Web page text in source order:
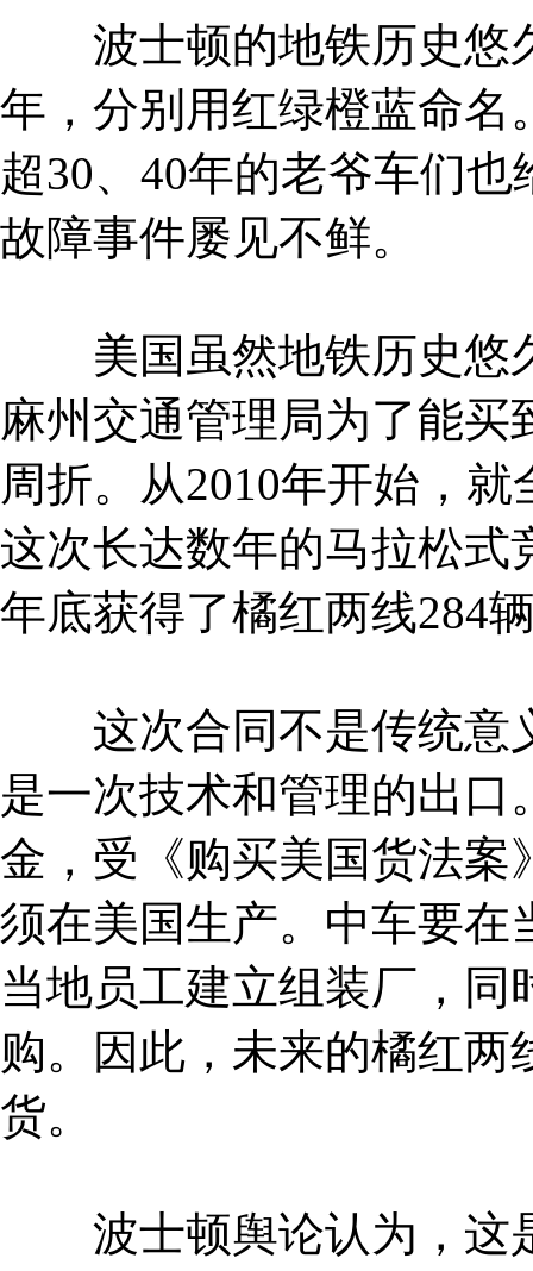
波士顿的地铁历史悠
年，分别用红绿橙蓝命名
超30、40年的老爷车们
故障事件屡见不鲜。
美国虽然地铁历史悠
麻州交通管理局为了能
周折。从2010年开始，
这次长达数年的马拉松式
年底获得了橘红两线284
这次合同不是传统意
是一次技术和管理的出
金，受《购买美国货法案
须在美国生产。中车要在
当地员工建立组装厂，
购。因此，未来的橘红两
货。
波士顿舆论认为，这